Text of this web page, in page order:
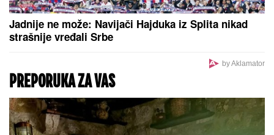
Jadnije ne može: Navijači Hajduka iz Splita nikad
strašnije vređali Srbe
by Aklamator
PREPORUKA ZA VAS